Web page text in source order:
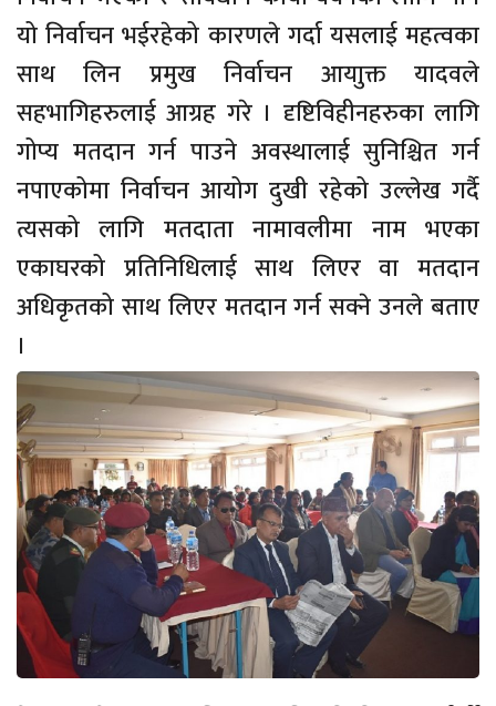
यो निर्वाचन भईरहेको कारणले गर्दा यसलाई महत्वका
साथ लिन प्रमुख निर्वाचन आयाुक्त यादवले
सहभागिहरुलाई आग्रह गरे । दृष्टिविहीनहरुका लागि
गोप्य मतदान गर्न पाउने अवस्थालाई सुनिश्चित गर्न
नपाएकोमा निर्वाचन आयोग दुखी रहेको उल्लेख गर्दै
त्यसको लागि मतदाता नामावलीमा नाम भएका
एकाघरको प्रतिनिधिलाई साथ लिएर वा मतदान
अधिकृतको साथ लिएर मतदान गर्न सक्ने उनले बताए
।